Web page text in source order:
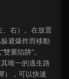
右）。在放置
避爆炸而移動
重陷阱”。
唯一的逃生路
），可以快速